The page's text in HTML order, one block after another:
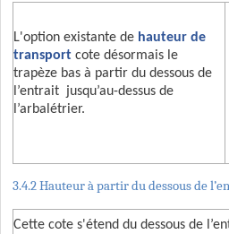
L'option existante de hauteur de
transport cote désormais le
trapèze bas à partir du dessous de
l’entrait jusqu’au-dessus de
l’arbalétrier.
3.4.2 Hauteur à partir du dessous de
Cette cote s'étend du dessous de